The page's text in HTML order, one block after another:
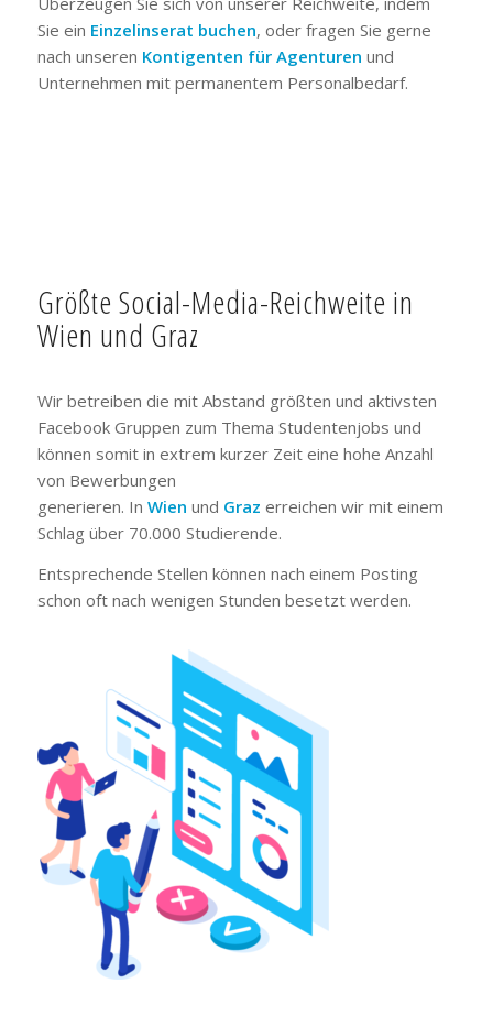
Sie ein Einzelinserat buchen, oder fragen Sie gerne
nach unseren Kontigenten für Agenturen und
Unternehmen mit permanentem Personalbedarf.
Größte Social-Media-Reichweite in
Wien und Graz
Wir betreiben die mit Abstand größten und aktivsten
Facebook Gruppen zum Thema Studentenjobs und
können somit in extrem kurzer Zeit eine hohe Anzahl
von Bewerbungen
generieren. In Wien und Graz erreichen wir mit einem
Schlag über 70.000 Studierende.
Entsprechende Stellen können nach einem Posting
schon oft nach wenigen Stunden besetzt werden.